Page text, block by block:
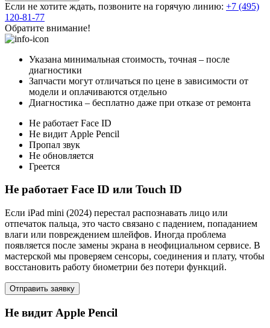
Если не хотите ждать, позвоните на горячую линию: +7 (495)
120-81-77
Обратите внимание!
Указана минимальная стоимость, точная – после
диагностики
Запчасти могут отличаться по цене в зависимости от
модели и оплачиваются отдельно
Диагностика – бесплатно даже при отказе от ремонта
Не работает Face ID
Не видит Apple Pencil
Пропал звук
Не обновляется
Греется
Не работает Face ID или Touch ID
Если iPad mini (2024) перестал распознавать лицо или
отпечаток пальца, это часто связано с падением, попаданием
влаги или повреждением шлейфов. Иногда проблема
появляется после замены экрана в неофициальном сервисе. В
мастерской мы проверяем сенсоры, соединения и плату, чтобы
восстановить работу биометрии без потери функций.
Отправить заявку
Не видит Apple Pencil